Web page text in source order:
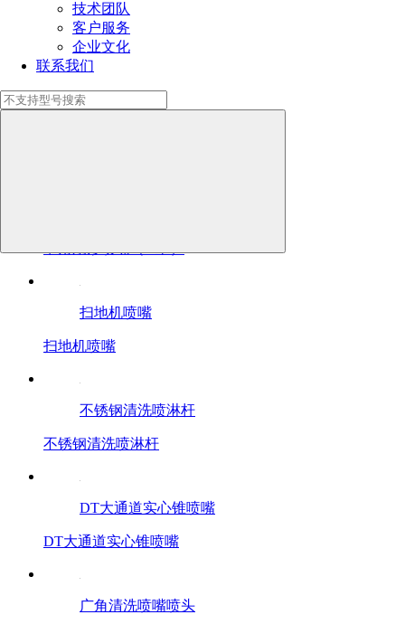
技术团队
客户服务
企业文化
联系我们
SJV-TC 高压喷嘴碳化钨
SJV-TC 高压喷嘴碳化钨
扫地机喷嘴
扫地机喷嘴
不锈钢清洗喷淋杆
不锈钢清洗喷淋杆
DT大通道实心锥喷嘴
DT大通道实心锥喷嘴
广角清洗喷嘴喷头